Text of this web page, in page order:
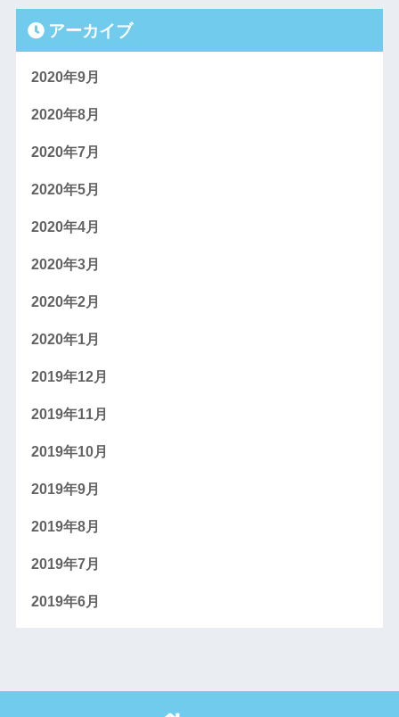
アーカイブ
2020年9月
2020年8月
2020年7月
2020年5月
2020年4月
2020年3月
2020年2月
2020年1月
2019年12月
2019年11月
2019年10月
2019年9月
2019年8月
2019年7月
2019年6月